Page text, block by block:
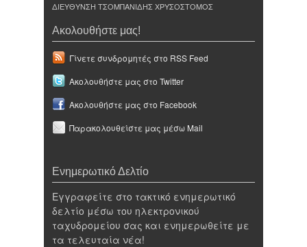
ΔΙΕΥΘΥΝΣΗ ΤΣΟΜΠΑΝΙΔΗΣ ΧΡΥΣΟΣΤΟΜΟΣ
Ακολουθήστε μας!
Γίνετε συνδρομητές στο RSS Feed
Ακολουθήστε μας στο Twitter
Ακολουθήστε μας στο Facebook
Παρακολουθείστε μας μέσω Mail
Ενημερωτικό Δελτίο
Εγγραφείτε στο τακτικό ενημερωτικό
δελτίο μέσω του ηλεκτρονικού
ταχυδρομείου σας και ενημερωθείτε με
τα τελευταία νέα!